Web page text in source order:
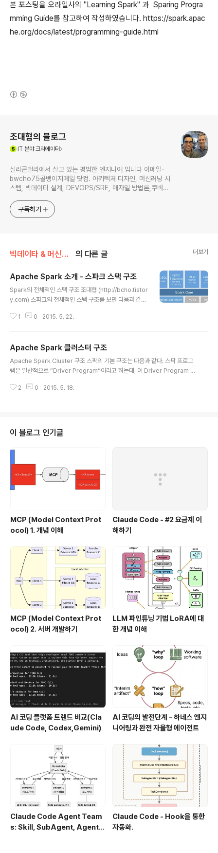
본 포스팅을 오라일사의 "Learning Spark" 과 Sparing Progra
mming Guide를 참고하여 작성하였습니다. https://spark.apac
he.org/docs/latest/programming-guide.html
조대협의 블로그
IT 분야 크리에이터
실리콘밸리에서 살고 있는 평범한 엔지니어 입니다 이메일-
bwcho75골뱅이지메일 닷컴. 아키텍처 디자인, 머신러닝 시
스템, 빅데이터 설계, DEVOPS/SRE, 애자일 방법론,쿠버네
한 기술 멘토링과 강의 진행합니다. Linkedin :
https://www.linkedin.com/in/terrycho75/
구독하기
빅데이타 & 머신러닝/스트리밍 데이타 처리 의 다른 글 더보기
Apache Spark 소개 - 스파크 스택 구조
Spark의 전체적인 스택 구조 조대협 (http://bcho.tistor
y.com) 스파크의 전체적인 스택 구조를 보면 다음과 같다.
크가 독립적으로 기동할 수 있는 Standalone Scheudle
수 있고 또는 Docker 가상화 플랫폼인 Mesos 위에서
기동될 수 있다.스파크 코어 : 메모리 기반의 분산 클러스터
컴퓨팅 환경인 스팍 코어가 그 위에 올라간다. 스파크 라이
능에 목적이 맞추어진 각각의 라이브러리가 돌아간다. 빅
1 0 2015. 5. 22.
Apache Spark 클러스터 구조
Apache Spark Cluster 구조 스팍의 기본 구조는 다음과 같다. 스팍 프로그
램은 일반적으로 “Driver Program”이라고 하는데, 이 Driver Program 은
는 Executor(프로세스)에서 실행된다. 1. SparkContext가 SparkCluster
r들에게 수행할 코드를 보낸다. 3. 다음으로 각 Excutor 안에서 Task에서 로
직을 수..
2 0 2015. 5. 18.
이 블로그 인기글
MCP (Model Context Prot
ocol) 1. 개념 이해
Claude Code - #2 요금제 이
해하기
MCP (Model Context Prot
ocol) 2. 서버 개발하기
LLM 파인튜닝 기법 LoRA에 대
한 개념 이해
AI 코딩 플랫폼 트렌드 비교(Cla
ude Code, Codex,Gemini)
AI 코딩의 발전단계 - 하네스 엔지
니어링과 완전 자율형 에이전트
Claude Code Agent Team
s: Skill, SubAgent, Agent T
Claude Code - Hook을 통한
자동화.